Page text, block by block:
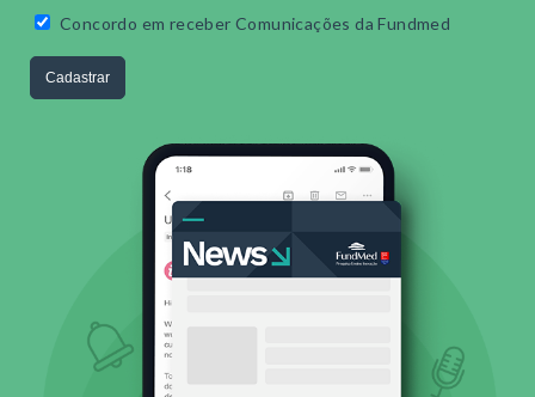
Concordo em receber Comunicações da Fundmed